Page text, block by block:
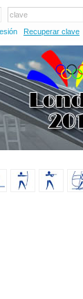
clave
Recuperar clave